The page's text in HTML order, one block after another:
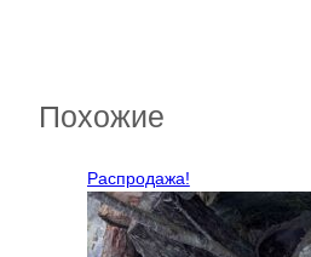
Похожие
Распродажа!